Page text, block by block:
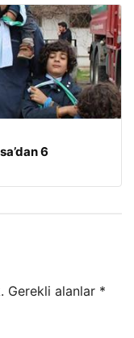
6
Gerekli alanlar *